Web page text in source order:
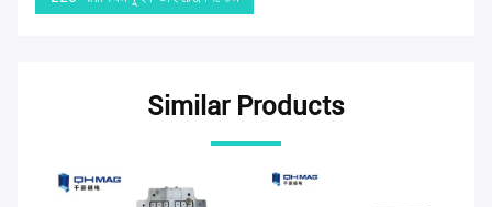
Similar Products